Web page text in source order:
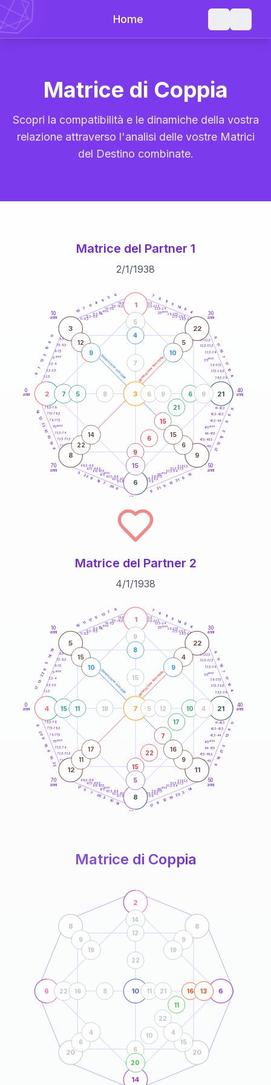
Home
Matrice di Coppia
Scopri la compatibilità e le dinamiche della vostra
relazione attraverso l'analisi delle vostre Matrici
del Destino combinate.
Matrice del Partner 1
2/1/1938
generazione maschile generazione femminile
0
anni
10
anni
30
anni
40
anni
50
anni
60
70
anni
1-2,5
2,5-3,5
3,5-4
6-7,5
7,5-8,5
8,5-9
11-12,5
12,5-13,5
13,5-14
16-17,5
17,5-18,5
18,5-19
21-22,5
22,5-23,5
23,5-24
26-27,5
27,5-28,5
28,5-29
31-32,5
32,5-33,5
33,5-34
36-37,5
37,5-38,5
38,5-39
41-42,5
42,5-43,5
43,5-44
46-47,5
47,5-48,5
48,5-49
51-52,5
52,5-53,5
53,5-54
56-57,5
57,5-58,5
58,5-59
61-62,5
62,5-63,5
63,5-64
66-67,5
67,5-68,5
68,5-69
71-72,5
72,5-73,5
73,5-74
76-77,5
77,5-78,5
78,5-79
9
7
12
5
13
8
11
10
7
11
4
9
5
6 7
6
11
5
14 9
4
6
11
18
7
17
10
4
9
6
9
3
15
12
21
15
6
21
15
9
21
9
8
20
7
14
9
22
3
8
18
10
10
22
12
14
2
1
21
6
3
3 22
8 9
9
6
15
21
6
7
5
9
15
5
4
6 9
8
7
12
9
5
10
22
14
6
15
5anni
15 anni 25anni
35anni
45anni
55anni
65anni
75anni
Matrice del Partner 2
4/1/1938
generazione maschile generazione femminile
0
anni
10
anni
30
anni
40
anni
50
anni
60
70
anni
1-2,5
2,5-3,5
3,5-4
6-7,5
7,5-8,5
8,5-9
11-12,5
12,5-13,5
13,5-14
16-17,5
17,5-18,5
18,5-19 21-22,5
22,5-23,5
23,5-24
26-27,5
27,5-28,5
28,5-29
31-32,5
32,5-33,5
33,5-34
36-37,5
37,5-38,5
38,5-39
41-42,5
42,5-43,5
43,5-44
46-47,5
47,5-48,5
48,5-49
51-52,5
52,5-53,5
53,5-54
56-57,5
57,5-58,5
58,5-59
61-62,5
62,5-63,5
63,5-64
66-67,5
67,5-68,5
68,5-69
71-72,5
72,5-73,5
73,5-74
76-77,5
77,5-78,5
78,5-79
17
13
22
9
5
14
19
16 11
17
6
13 7
8 7
6
11
5
14 9
4
6
11
18
7
17
10
4
11
8
13
5
21
16
9
14
3
22
19
10
9
17
18
10
3
20
7
5
17
22
10
8
16
9
20
6
4
1
21
8
7
5 22
12 11
15
22
7
17
10
15
9
4
5
11
8
5 12
18
15
15
10
4
9
11
17
9
16
5anni
15 anni 25anni
35anni
45anni
55anni
65anni
75anni
Matrice di Coppia
6
2
6
14
10
8 8
20 20
6
10
22
11
16
22
14
13
20
16
12
11 21
8
22
9
19
9
19
6
4
15
4